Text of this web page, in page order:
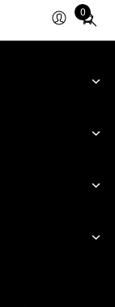
0
Total
items
cart: